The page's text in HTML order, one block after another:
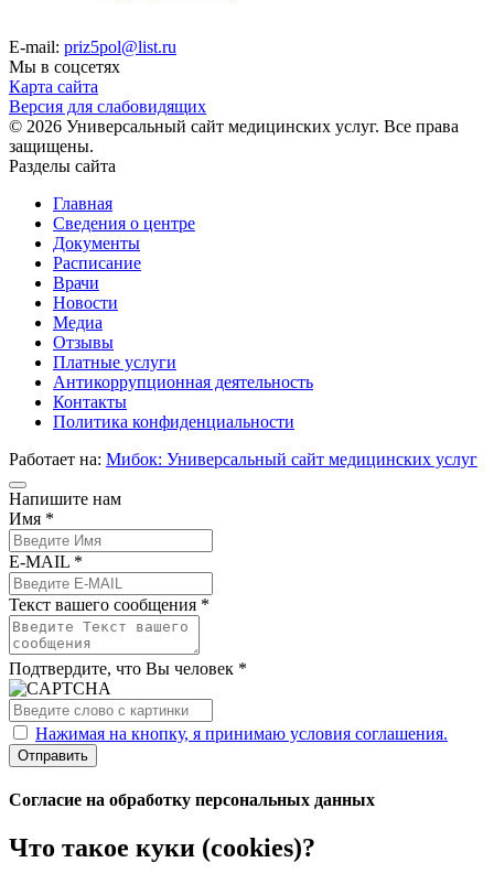
E-mail: priz5pol@list.ru
Мы в соцсетях
Карта сайта
Версия для слабовидящих
© 2026 Универсальный сайт медицинских услуг. Все права
защищены.
Разделы сайта
Главная
Сведения о центре
Документы
Расписание
Врачи
Новости
Медиа
Отзывы
Платные услуги
Антикоррупционная деятельность
Контакты
Политика конфиденциальности
Работает на: Мибок: Универсальный сайт медицинских услуг
Напишите нам
Имя *
E-MAIL *
Текст вашего сообщения *
Подтвердите, что Вы человек *
Нажимая на кнопку, я принимаю условия соглашения.
Отправить
Согласие на обработку персональных данных
Что такое куки (cookies)?